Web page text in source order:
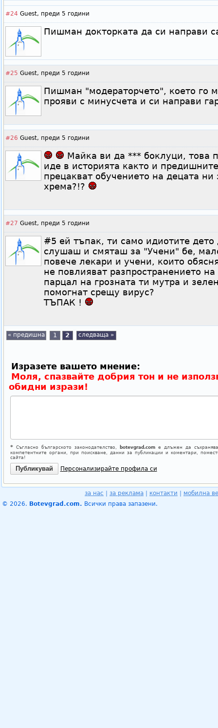
#24 Guest, преди 5 години
Пишман докторката да си направи
#25 Guest, преди 5 години
Пишман "модераторчето", което го
прояви с минусчета и си направи
#26 Guest, преди 5 години
Майка ви да *** боклуци, това
иде в историята както и
прецакват обучението на децата ни
хрема?!?
#27 Guest, преди 5 години
#5 ей тъпак, ти само идиотите
слушаш и смяташ за "Учени" бе,
повече лекари и учени, които
не повлияват разпространението
парцал на грозната ти мутра и
помогнат срещу вирус?
ТЪПАК !
« предишна 1 2 следваща »
Изразете вашето мнение:
Моля, спазвайте добрия тон и не
обидни изрази!
*Съгласно българското законодателство, botevgrad.comе длъжен да
компетентните органи, при поискване, данни за публикации и коментари,
сайта!
Персонализирайте профила си
за нас за реклама контакти
мобилна
© 2026. Botevgrad.com. Всички права запазени.